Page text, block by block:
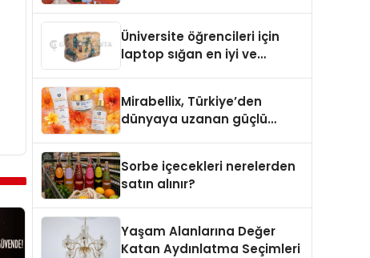
Üniversite öğrencileri için
laptop sığan en iyi ve
Mirabellix, Türkiye’den
dünyaya uzanan güçlü
Sorbe içecekleri nerelerden
satın alınır?
Yaşam Alanlarına Değer
Katan Aydınlatma Seçimleri